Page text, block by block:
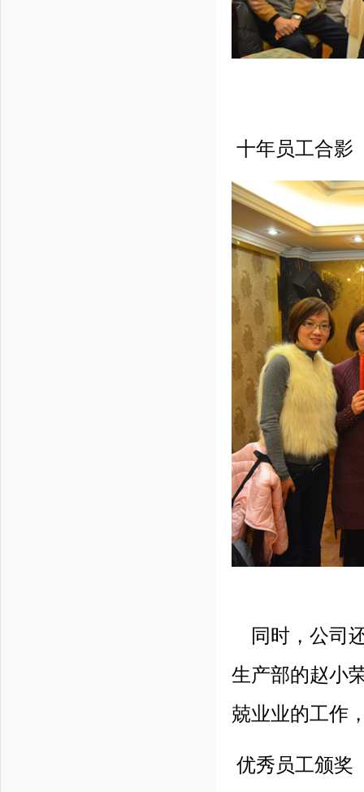
十年员工合影
同时，公司
生产部的赵小
兢业业的工作
优秀员工颁奖